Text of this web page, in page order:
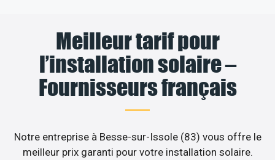
Meilleur tarif pour
l’installation solaire –
Fournisseurs français
Notre entreprise à Besse-sur-Issole (83) vous offre le
meilleur prix garanti pour votre installation solaire.